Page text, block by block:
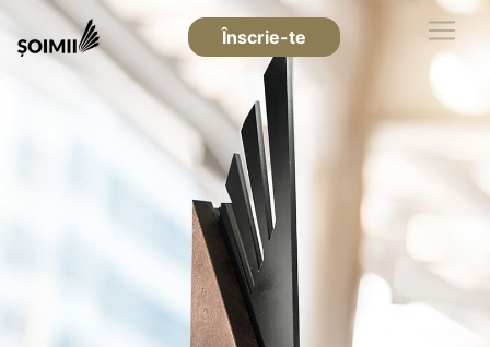
Înscrie-te